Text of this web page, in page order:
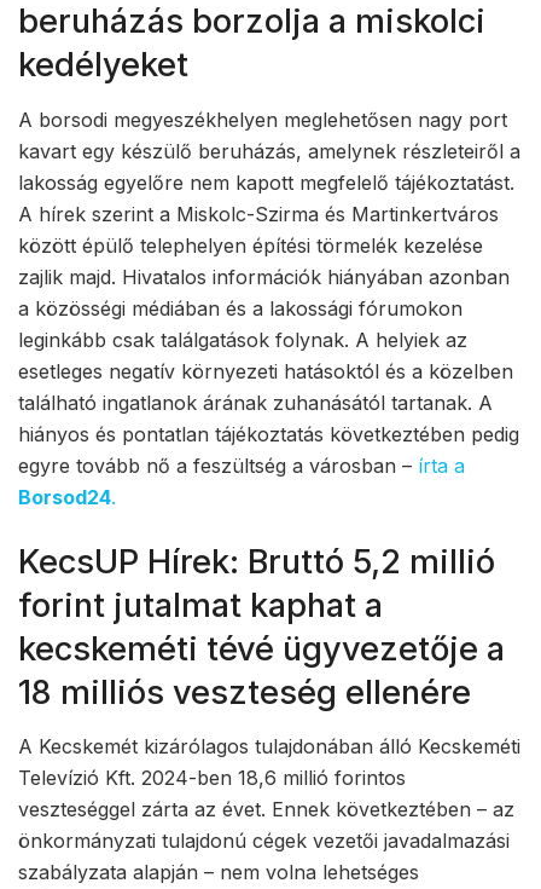
beruházás borzolja a miskolci
kedélyeket
A borsodi megyeszékhelyen meglehetősen nagy port
kavart egy készülő beruházás, amelynek részleteiről a
lakosság egyelőre nem kapott megfelelő tájékoztatást.
A hírek szerint a Miskolc-Szirma és Martinkertváros
között épülő telephelyen építési törmelék kezelése
zajlik majd. Hivatalos információk hiányában azonban
a közösségi médiában és a lakossági fórumokon
leginkább csak találgatások folynak. A helyiek az
esetleges negatív környezeti hatásoktól és a közelben
található ingatlanok árának zuhanásától tartanak. A
hiányos és pontatlan tájékoztatás következtében pedig
egyre tovább nő a feszültség a városban – írta a
Borsod24.
KecsUP Hírek: Bruttó 5,2 millió
forint jutalmat kaphat a
kecskeméti tévé ügyvezetője a
18 milliós veszteség ellenére
A Kecskemét kizárólagos tulajdonában álló Kecskeméti
Televízió Kft. 2024-ben 18,6 millió forintos
veszteséggel zárta az évet. Ennek következtében – az
önkormányzati tulajdonú cégek vezetői javadalmazási
szabályzata alapján – nem volna lehetséges